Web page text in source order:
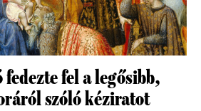
fel a legősibb,
szóló kéziratot